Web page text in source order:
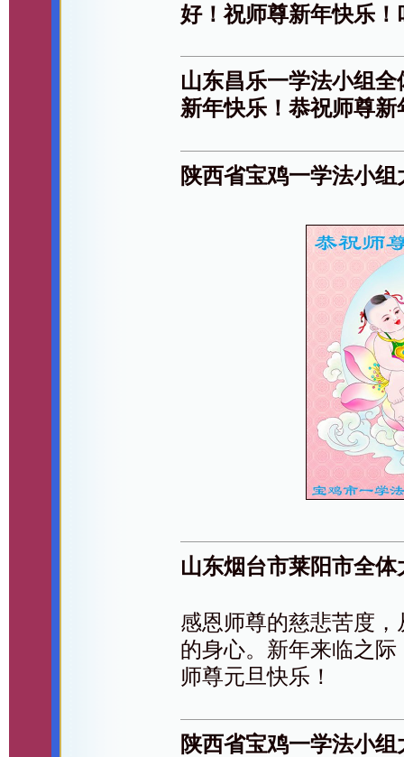
好！祝师尊新年快乐
山东昌乐一学法小组
新年快乐！恭祝师尊
陕西省宝鸡一学法小
山东烟台市莱阳市全
感恩师尊的慈悲苦度
的身心。新年来临之
师尊元旦快乐！
陕西省宝鸡一学法小